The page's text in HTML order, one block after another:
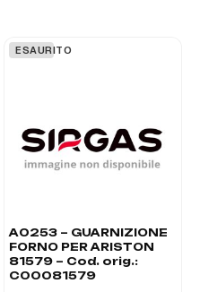
ESAURITO
A0253 – GUARNIZIONE
FORNO PER ARISTON
81579 – Cod. orig.:
C00081579